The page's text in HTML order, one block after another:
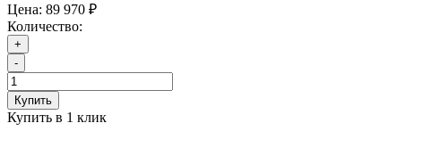
Цена: 89 970 ₽
Количество:
+
-
Купить
Купить в 1 клик